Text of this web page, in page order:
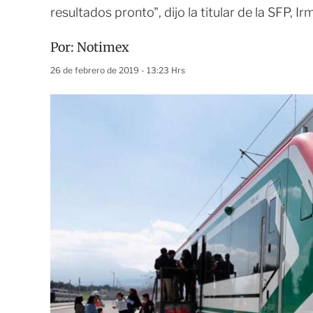
resultados pronto", dijo la titular de la SFP,
Por: Notimex
26 de febrero de 2019 - 13:23 Hrs